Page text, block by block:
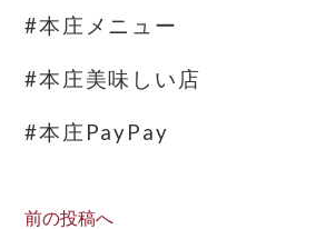
#本庄メニュー
#本庄美味しい店
#本庄PayPay
前の投稿へ